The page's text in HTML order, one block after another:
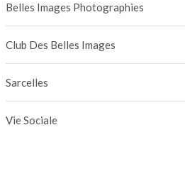
Belles Images Photographies
Club Des Belles Images
Sarcelles
Vie Sociale